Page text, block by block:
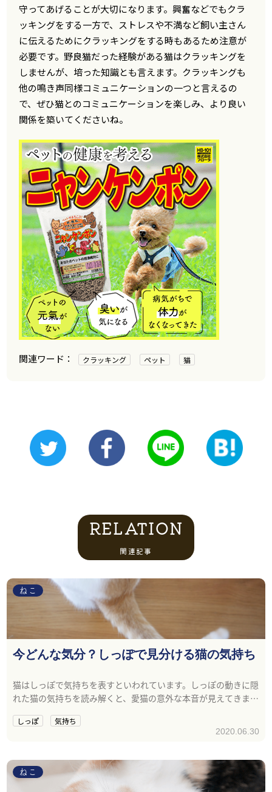
守ってあげることが大切になります。興奮などでもクラ
ッキングをする一方で、ストレスや不満など飼い主さん
に伝えるためにクラッキングをする時もあるため注意が
必要です。野良猫だった経験がある猫はクラッキングを
しませんが、培った知識とも言えます。クラッキングも
他の鳴き声同様コミュニケーションの一つと言えるの
で、ぜひ猫とのコミュニケーションを楽しみ、より良い
関係を築いてくださいね。
クラッキング ペット 猫
RELATION
関連記事
ねこ
今どんな気分？しっぽで見分ける猫の気持ち
猫はしっぽで気持ちを表すといわれています。しっぽの動きに隠
れた猫の気持ちを読み解くと、愛猫の意外な本音が見えてきます
しっぽ 気持ち
2020.06.30
ねこ